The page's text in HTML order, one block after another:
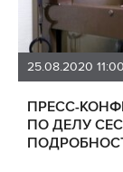
ПРЕСС-
ПО ДЕЛУ
25.08.2020 11:00